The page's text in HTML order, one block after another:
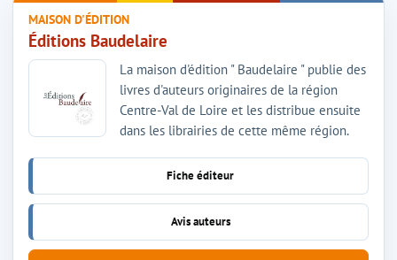
MAISON D'ÉDITION
Éditions Baudelaire
La maison d'édition " Baudelaire " publie des
livres d'auteurs originaires de la région
Centre-Val de Loire et les distribue ensuite
dans les librairies de cette même région.
Fiche éditeur
Avis auteurs